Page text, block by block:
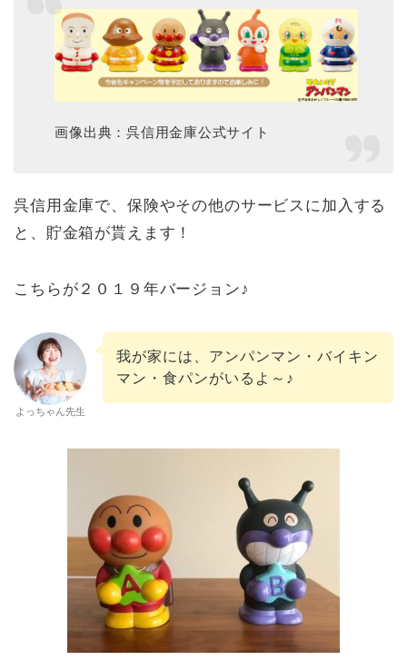
画像出典：呉信用金庫公式サイト
呉信用金庫で、保険やその他のサービスに加入する
と、貯金箱が貰えます！
こちらが２０１９年バージョン♪
よっちゃん先生
我が家には、アンパンマン・バイキン
マン・食パンがいるよ～♪